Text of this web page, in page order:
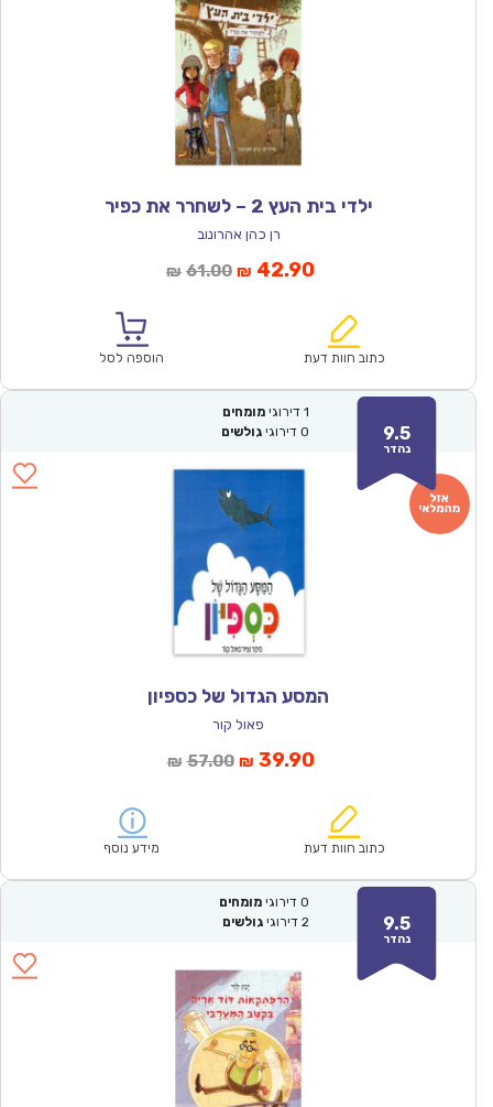
ילדי בית העץ 2 – לשחרר את כפיר
רן כהן אהרונוב
₪ 61.00המחיר
₪61.00.
₪ 42.90המחיר
הוא:
כתוב חוות דעת הוספה לסל
9.5
נהדר
1 דירוגי מומחים
0 דירוגי גולשים
המסע הגדול של כספיון
פאול קור
₪ 57.00המחיר
₪57.00.
₪ 39.90המחיר
הוא:
כתוב חוות דעת מידע נוסף
9.5
נהדר
0 דירוגי מומחים
2 דירוגי גולשים